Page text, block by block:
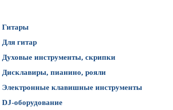
Гитары
Для гитар
Духовые инструменты, скрипки
Дисклавиры, пианино, рояли
Электронные клавишные инструменты
DJ-оборудование